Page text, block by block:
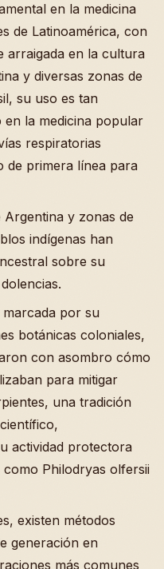
en la medicina
de Latinoamérica, con
arraigada en la cultura
y diversas zonas de
su uso es tan
en la medicina popular
respiratorias
de primera línea para
y zonas de
indígenas han
sobre su
marcada por su
botánicas coloniales,
con asombro cómo
para mitigar
una tradición
actividad protectora
Philodryas olfersii
existen métodos
generación en
más comunes